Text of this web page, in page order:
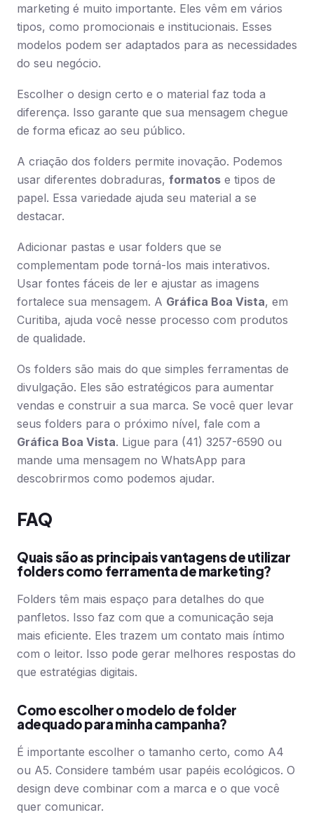
marketing é muito importante. Eles vêm em vários
tipos, como promocionais e institucionais. Esses
modelos podem ser adaptados para as necessidades
do seu negócio.
Escolher o design certo e o material faz toda a
diferença. Isso garante que sua mensagem chegue
de forma eficaz ao seu público.
A criação dos folders permite inovação. Podemos
usar diferentes dobraduras, formatos e tipos de
papel. Essa variedade ajuda seu material a se
destacar.
Adicionar pastas e usar folders que se
complementam pode torná-los mais interativos.
Usar fontes fáceis de ler e ajustar as imagens
fortalece sua mensagem. A Gráfica Boa Vista, em
Curitiba, ajuda você nesse processo com produtos
de qualidade.
Os folders são mais do que simples ferramentas de
divulgação. Eles são estratégicos para aumentar
vendas e construir a sua marca. Se você quer levar
seus folders para o próximo nível, fale com a
Gráfica Boa Vista. Ligue para (41) 3257-6590 ou
mande uma mensagem no WhatsApp para
descobrirmos como podemos ajudar.
FAQ
Quais são as principais vantagens de utilizar
folders como ferramenta de marketing?
Folders têm mais espaço para detalhes do que
panfletos. Isso faz com que a comunicação seja
mais eficiente. Eles trazem um contato mais íntimo
com o leitor. Isso pode gerar melhores respostas do
que estratégias digitais.
Como escolher o modelo de folder
adequado para minha campanha?
É importante escolher o tamanho certo, como A4
ou A5. Considere também usar papéis ecológicos. O
design deve combinar com a marca e o que você
quer comunicar.